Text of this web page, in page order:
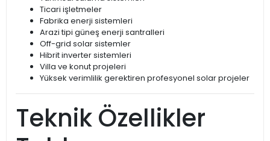
Ticari işletmeler
Fabrika enerji sistemleri
Arazi tipi güneş enerji santralleri
Off-grid solar sistemler
Hibrit inverter sistemleri
Villa ve konut projeleri
Yüksek verimlilik gerektiren profesyonel solar projeler
Teknik Özellikler